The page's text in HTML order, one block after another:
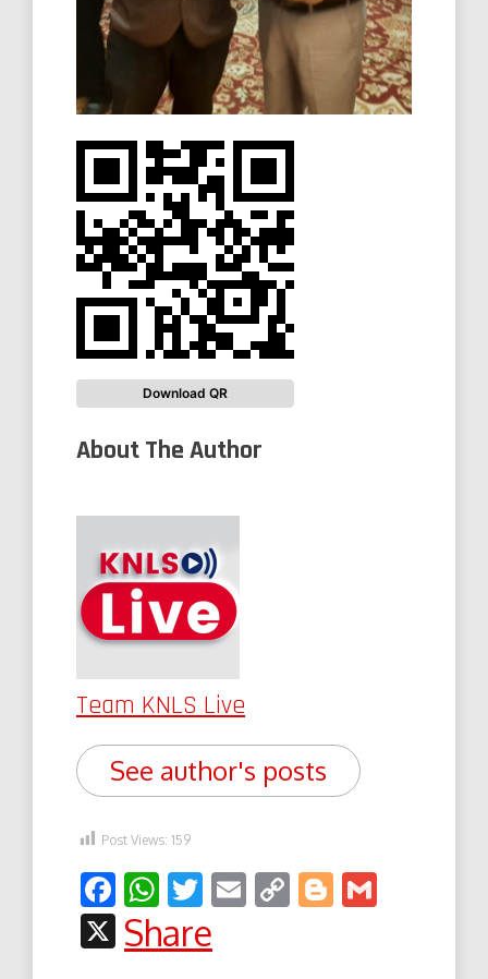
Download QR
About The Author
Team KNLS Live
See author's posts
Post Views: 159
Facebook
WhatsApp
Twitter
EmailCopyBlogger
X
Share